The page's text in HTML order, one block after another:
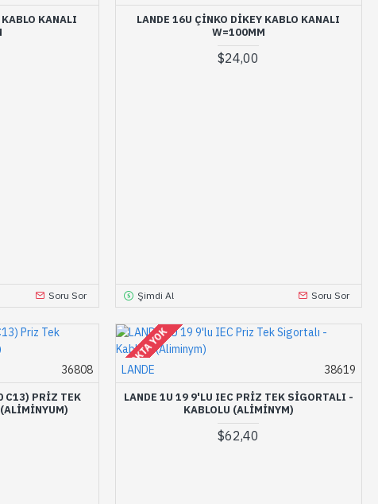
KANALI
Soru Sor
LANDE 16U ÇINKO DIKEY KABLO KANALI
W=100MM
$24,00
Şimdi Al Soru Sor
36808
C13) PRIZ TEK
STOKTA YOK
LANDE 38619
LANDE 1U 19 9'LU IEC PRIZ TEK SIGORTALI -
KABLOLU (ALIMINYM)
$62,40